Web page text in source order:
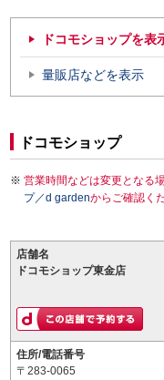
ドコモショップを表
量販店などを表示
ドコモショップ
営業時間などは変更となる
プ／d gardenからご確認く
店舗名
ドコモショップ東金店
住所/電話番号
〒283-0065